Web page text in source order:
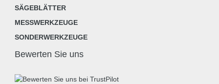
SÄGEBLÄTTER
MESSWERKZEUGE
SONDERWERKZEUGE
Bewerten Sie uns